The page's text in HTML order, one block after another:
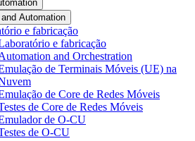
Automation
e fabricação
e fabricação
and Orchestration
de Terminais Móveis (UE) na
de Core de Redes Móveis
de Core de Redes Móveis
de O-CU
de O-CU